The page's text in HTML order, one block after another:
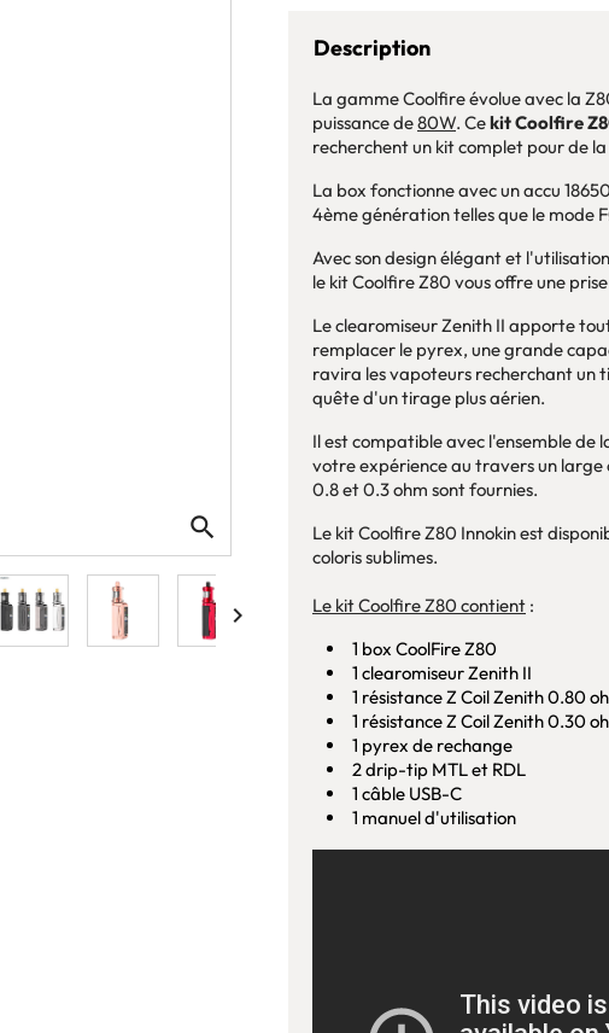
search

Description
La gamme Coolfire évolue avec la
puissance de80W. Cekit Coolfire
recherchent un kit complet pour de
La box fonctionne avec un accu
4ème génération telles que le mode
Avec son design élégant et
le kit Coolfire Z80 vous offre une
Le clearomiseur Zenith II apporte
remplacer le pyrex, une grande
ravira les vapoteurs recherchant un
quête d'un tirage plus aérien.
Il est compatible avec l'ensemble de
votre expérience au travers un large
0.8 et 0.3 ohm sont fournies.
Le kit Coolfire Z80 Innokin est
coloris sublimes.
Le kit Coolfire Z80 contient :
1 box CoolFire Z80
1 clearomiseur Zenith II
1 résistance Z Coil Zenith 0.80
1 résistance Z Coil Zenith 0.30
1 pyrex de rechange
2 drip-tip MTL et RDL
1 câble USB-C
1 manuel d'utilisation